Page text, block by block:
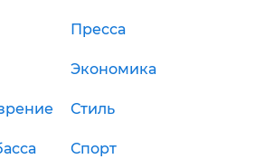
Пресса
Экономика
Стиль
Спорт